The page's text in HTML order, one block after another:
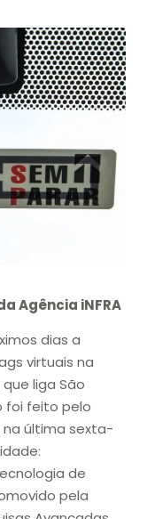
Agência iNFRA
dias a
virtuais na
liga São
foi feito pelo
na última sexta-
de
pela